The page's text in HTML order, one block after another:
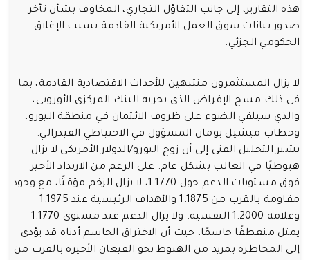
هذه التقارير، إلى جانب التفاؤل التجاري، المخاوف بشأن تأخر
صدور بيانات سوق العمل الأمريكية القادمة بسبب الإغلاق
الحكومي الجزئي.
لا يزال المستثمرون منتبهين للأحداث الاقتصادية القادمة، بما
في ذلك مسح الإقراض الذي يجريه البنك المركزي الأوروبي،
والذي سيلقي الضوء على ظروف الائتمان في منطقة اليورو،
وخطاب ميشيل بومان المسؤول في الاحتياطي الفيدرالي.
يشير التحليل الفني إلى أن زوج اليورو/الدولار الأمريكي لا يزال
هبوطيًا في الغالب بشكل عام. على الرغم من الارتداد الأخير
فوق مستويات الدعم حول 1.1770، لا يزال الزخم مؤقتًا، مع وجود
مقاومة بالقرب من 1.1875 والأهداف الرئيسية عند 1.1975
وعلامة 1.2000 النفسية. ولا يزال الدعم عند مستوى 1.1770
يمثل منعطفًا حاسمًا، حيث أن الاختراق الحاسم أدناه قد يؤدي
إلى المخاطرة بمزيد من الهبوط نحو القيعان الأخيرة بالقرب من